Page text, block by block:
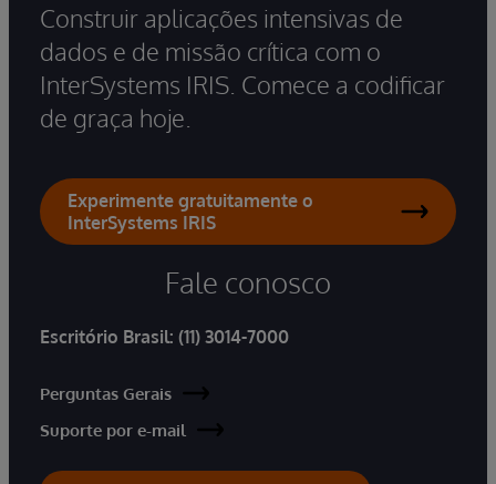
Construir aplicações intensivas de
dados e de missão crítica com o
InterSystems IRIS. Comece a codificar
de graça hoje.
Experimente gratuitamente o
InterSystems IRIS
Fale conosco
Escritório Brasil: (11) 3014-7000
Perguntas Gerais
Suporte por e-mail